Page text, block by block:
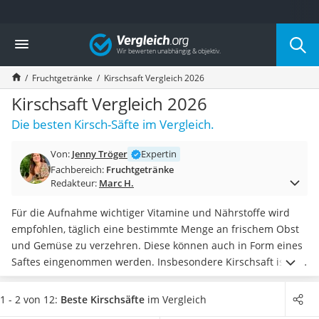
Die beliebtesten Vergleiche nach Kategorie
Lebensmittel
Schwarzkümmelöl
Knäckebrot
Schwarzkümmelöl-Kapseln
Manukahonig
Eiklar
Balsamico-Essig
Schwarzkümmelöl bio
Honig
Gemüsebrühe
Eiskaffee-Pulver
Irischer Whiskey
Grapefruitkernextrakt
Matcha-Set
Vergleich
Fruchtgetränke Kirschsaft Vergleich 2026
Kirschsaft Vergleich 2026
Die besten Kirsch-Säfte im Vergleich.
Von: Jenny Tröger
Expertin
Fachbereich: Fruchtgetränke
Redakteur: Marc H.
Für die Aufnahme wichtiger Vitamine und Nährstoffe wird
empfohlen, täglich eine bestimmte Menge an frischem Obst
und Gemüse zu verzehren. Diese können auch in Form eines
Saftes eingenommen werden. Insbesondere Kirschsaft istein
gesundheitsfördernder Saft,der entzündungshemmend
wirktund Beschwerden wie Muskelschmerzen lindern kann.
1 - 2 von 12: Beste Kirschsäfte im Vergleich